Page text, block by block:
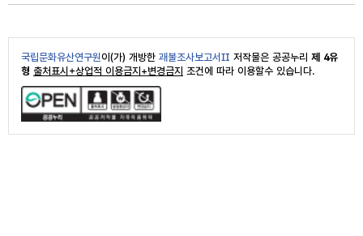
국립문화유산연구원이(가) 개방한 괘불조사보고서Ⅱ 저작물은 공공누리 제 4유
형 출처표시+상업적 이용금지+변경금지 조건에 따라 이용할수 있습니다.